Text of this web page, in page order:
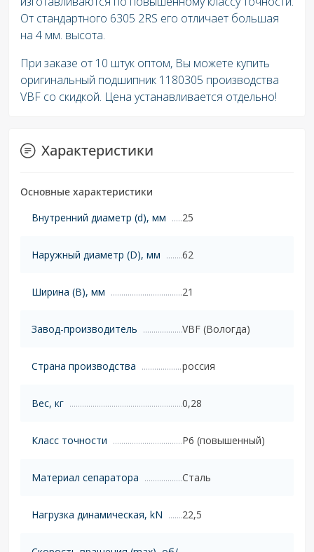
От стандартного 6305 2RS его отличает большая
на 4 мм. высота.
При заказе от 10 штук оптом, Вы можете купить
оригинальный подшипник 1180305 производства
VBF со скидкой. Цена устанавливается отдельно!
Характеристики
Основные характеристики
Внутренний диаметр (d), мм
25
Наружный диаметр (D), мм 62
Ширина (B), мм 21
Завод-производитель VBF (Вологда)
Страна производства россия
Вес, кг 0,28
Класс точности P6 (повышенный)
Материал сепаратора Сталь
Нагрузка динамическая, kN 22,5